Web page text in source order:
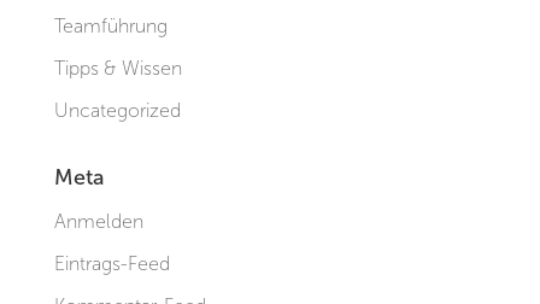
Teamführung
Tipps & Wissen
Uncategorized
Meta
Anmelden
Eintrags-Feed